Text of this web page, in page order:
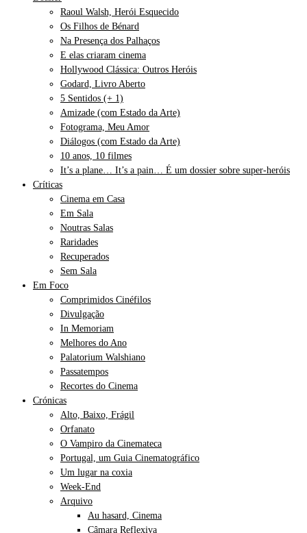
Raoul Walsh, Herói Esquecido
Os Filhos de Bénard
Na Presença dos Palhaços
E elas criaram cinema
Hollywood Clássica: Outros Heróis
Godard, Livro Aberto
5 Sentidos (+ 1)
Amizade (com Estado da Arte)
Fotograma, Meu Amor
Diálogos (com Estado da Arte)
10 anos, 10 filmes
It’s a plane… It’s a pain… É um dossier sobre super-heróis
Críticas
Cinema em Casa
Em Sala
Noutras Salas
Raridades
Recuperados
Sem Sala
Em Foco
Comprimidos Cinéfilos
Divulgação
In Memoriam
Melhores do Ano
Palatorium Walshiano
Passatempos
Recortes do Cinema
Crónicas
Alto, Baixo, Frágil
Orfanato
O Vampiro da Cinemateca
Portugal, um Guia Cinematográfico
Um lugar na coxia
Week-End
Arquivo
Au hasard, Cinema
Câmara Reflexiva